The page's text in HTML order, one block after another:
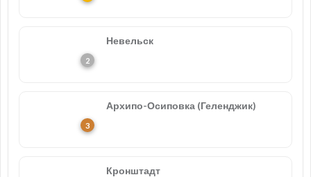
Невельск
Архипо-Осиповка (Геленджик)
Кронштадт